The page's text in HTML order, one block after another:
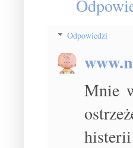
Odpowiedzi
Mnie
histerii